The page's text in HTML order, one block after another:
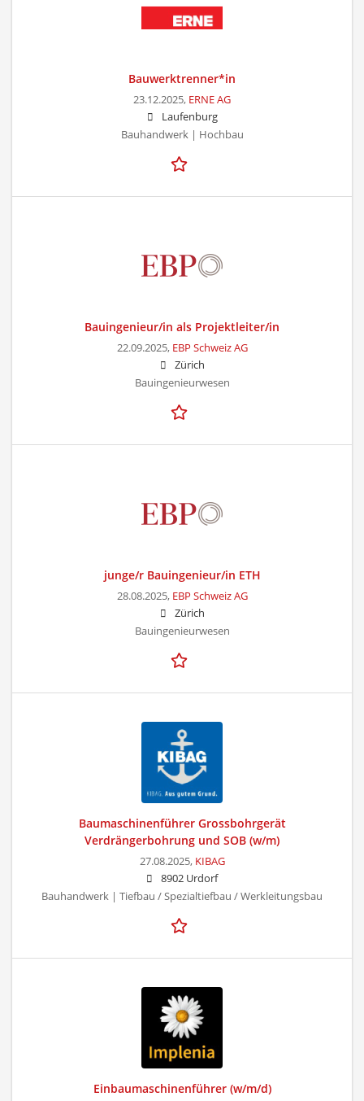
Bauwerktrenner*in
23.12.2025, ERNE AG
Laufenburg
Bauhandwerk | Hochbau
Bauingenieur/in als Projektleiter/in
22.09.2025, EBP Schweiz AG
Zürich
Bauingenieurwesen
junge/r Bauingenieur/in ETH
28.08.2025, EBP Schweiz AG
Zürich
Bauingenieurwesen
Baumaschinenführer Grossbohrgerät
Verdrängerbohrung und SOB (w/m)
27.08.2025, KIBAG
8902 Urdorf
Bauhandwerk | Tiefbau / Spezialtiefbau / Werkleitungsbau
Einbaumaschinenführer (w/m/d)